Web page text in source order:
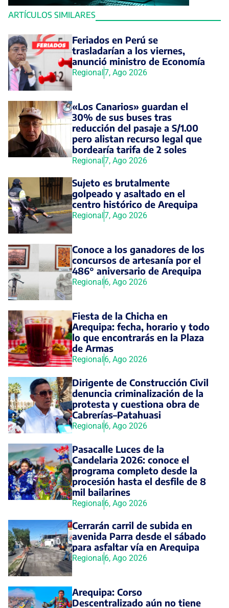
ARTÍCULOS SIMILARES
Feriados en Perú se
trasladarían a los viernes,
anunció ministro de Economía
Regional7, Ago 2026
«Los Canarios» guardan el
30% de sus buses tras
reducción del pasaje a S/1.00
pero alistan recurso legal que
bordearía tarifa de 2 soles
Regional7, Ago 2026
Sujeto es brutalmente
golpeado y asaltado en el
centro histórico de Arequipa
Regional7, Ago 2026
Conoce a los ganadores de los
concursos de artesanía por el
486° aniversario de Arequipa
Regional6, Ago 2026
Fiesta de la Chicha en
Arequipa: fecha, horario y todo
lo que encontrarás en la Plaza
de Armas
Regional6, Ago 2026
Dirigente de Construcción Civil
denuncia criminalización de la
protesta y cuestiona obra de
Cabrerías–Patahuasi
Regional6, Ago 2026
Pasacalle Luces de la
Candelaria 2026: conoce el
programa completo desde la
procesión hasta el desfile de 8
mil bailarines
Regional6, Ago 2026
Cerrarán carril de subida en
avenida Parra desde el sábado
para asfaltar vía en Arequipa
Regional6, Ago 2026
Arequipa: Corso
Descentralizado aún no tiene